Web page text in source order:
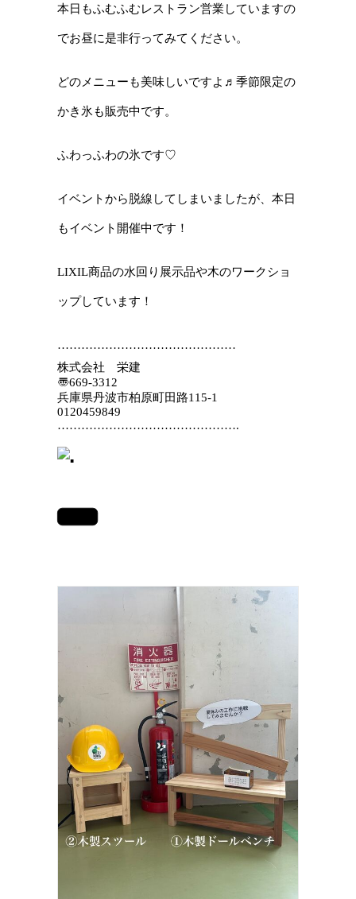
本日もふむふむレストラン営業していますの
でお昼に是非行ってみてください。
どのメニューも美味しいですよ♬季節限定の
かき氷も販売中です。
ふわっふわの氷です♡
イベントから脱線してしまいましたが、本日
もイベント開催中です！
LIXIL商品の水回り展示品や木のワークショ
ップしています！
………………………………………
株式会社 栄建
〠669-3312
兵庫県丹波市柏原町田路115-1
0120459849
……………………………………….